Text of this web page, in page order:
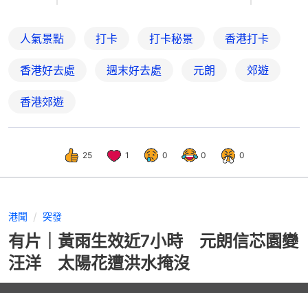
人氣景點 打卡 打卡秘景 香港打卡
香港好去處 週末好去處 元朗 郊遊
香港郊遊
25 1 0 0 0
港聞 突發
有片｜黃雨生效近7小時 元朗信芯園變
汪洋 太陽花遭洪水掩沒